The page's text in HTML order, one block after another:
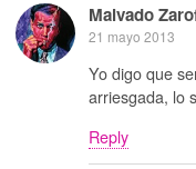
Malvado
21 mayo 2013
Yo digo que
arriesgada, lo
Reply